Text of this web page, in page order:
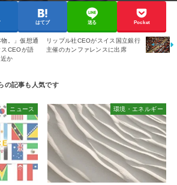
はてブ 送る Pocket
物。」仮想通
スCEOが語
か
リップル社CEOがスイス国立銀行
主催のカンファレンスに出席
ニュース 環境・エネルギー